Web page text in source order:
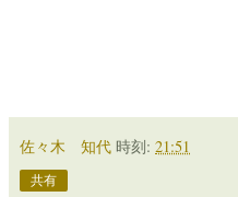
佐々木 知代 時刻: 21:51
共有